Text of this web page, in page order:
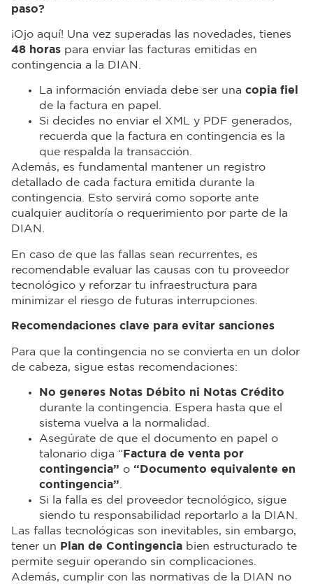
paso?
¡Ojo aquí! Una vez superadas las novedades, tienes
48 horas para enviar las facturas emitidas en
contingencia a la DIAN.
La información enviada debe ser una copia fiel
de la factura en papel.
Si decides no enviar el XML y PDF generados,
recuerda que la factura en contingencia es la
que respalda la transacción.
Además, es fundamental mantener un registro
detallado de cada factura emitida durante la
contingencia. Esto servirá como soporte ante
cualquier auditoría o requerimiento por parte de la
DIAN.
En caso de que las fallas sean recurrentes, es
recomendable evaluar las causas con tu proveedor
tecnológico y reforzar tu infraestructura para
minimizar el riesgo de futuras interrupciones.
Recomendaciones clave para evitar sanciones
Para que la contingencia no se convierta en un dolor
de cabeza, sigue estas recomendaciones:
No generes Notas Débito ni Notas Crédito
durante la contingencia. Espera hasta que el
sistema vuelva a la normalidad.
Asegúrate de que el documento en papel o
talonario diga “ Factura de venta por
contingencia” o “Documento equivalente en
contingencia”.
Si la falla es del proveedor tecnológico, sigue
siendo tu responsabilidad reportarlo a la DIAN.
Las fallas tecnológicas son inevitables, sin embargo,
tener un Plan de Contingencia bien estructurado te
permite seguir operando sin complicaciones.
Además, cumplir con las normativas de la DIAN no